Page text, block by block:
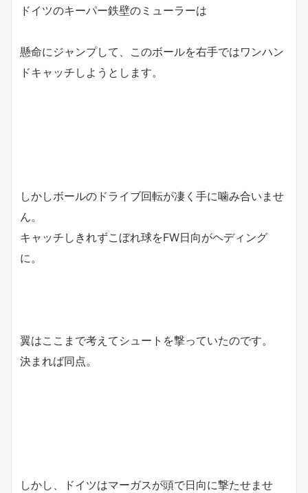
ドイツのキーパー鉄壁のミューラーは
懸命にジャンプして、このボールを右手ではワンハン
ドキャッチしようとします。
しかしボールのドライブ回転が凄く手に噛み合いませ
ん。
キャッチしきれずこぼれ球をFW日向がヘディング
に。
翼はここまで考えてシュートを撃っていたのです。
決まれば同点。
しかし、ドイツはマーガスが頭で日向に撃たせませ